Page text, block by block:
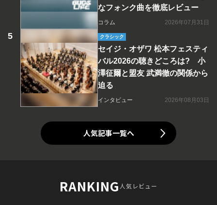
なフォンク曲を徹底レビュー
コラム 2026年07月31日
クラシック
セイジ・オザワ 松本フェスティ
バル2026の聴きどころは? 小
澤征爾と盟友 武満徹の関係から
迫る
インタビュー 2026年08月03日
人気記事一覧へ
RANKING人気レビュー